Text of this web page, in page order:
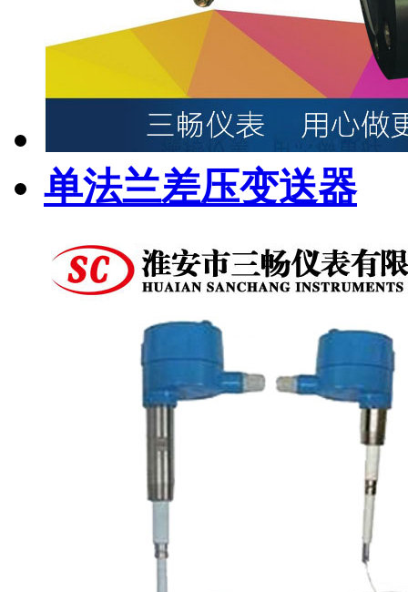
单法兰差压变送器